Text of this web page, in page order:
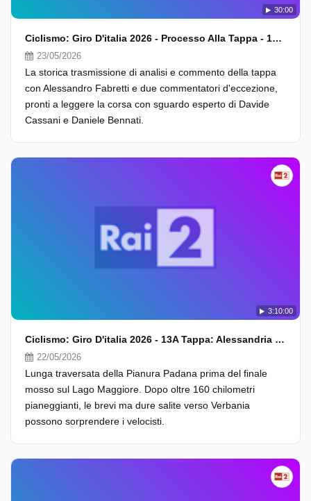
30:00
Ciclismo: Giro D'italia 2026 - Processo Alla Tappa - 14A Tappa
23/05/2026
La storica trasmissione di analisi e commento della tappa
con Alessandro Fabretti e due commentatori d'eccezione,
pronti a leggere la corsa con sguardo esperto di Davide
Cassani e Daniele Bennati.
3:10:00
Ciclismo: Giro D'italia 2026 - 13A Tappa: Alessandria - Verbania (Fasi Finali)
22/05/2026
Lunga traversata della Pianura Padana prima del finale
mosso sul Lago Maggiore. Dopo oltre 160 chilometri
pianeggianti, le brevi ma dure salite verso Verbania
possono sorprendere i velocisti.